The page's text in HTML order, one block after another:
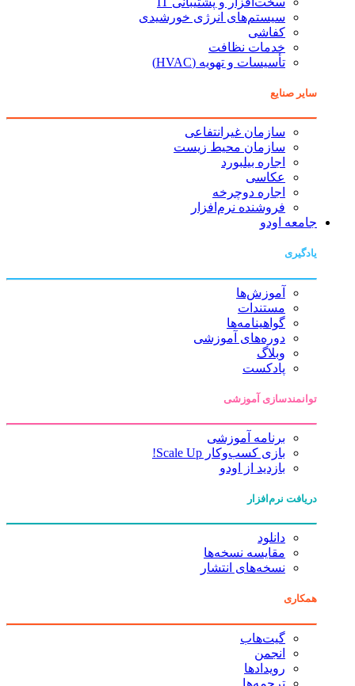
سیستم‌های انرژی خورشیدی
کفاشی
خدمات نظافت
تأسیسات و تهویه (HVAC)
سایر صنایع
سازمان غیرانتفاعی
سازمان محیط زیست
اجاره بیلبورد
عکاسی
اجاره دوچرخه
فروشنده نرم‌افزار
جامعه اودو
یادگیری
آموزش‌ها
مستندات
گواهینامه‌ها
دوره‌های آموزشی
وبلاگ
پادکست
توانمندسازی آموزشی
برنامه آموزشی
بازی کسب‌وکار Scale Up!
بازدید از اودو
دریافت نرم‌افزار
دانلود
مقایسه نسخه‌ها
نسخه‌های انتشار
همکاری
گیت‌هاب
انجمن
رویدادها
ترجمه‌ها